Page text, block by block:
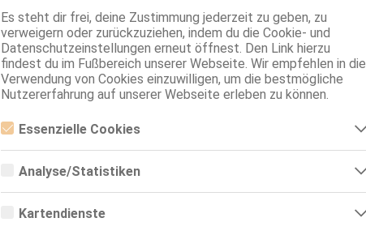
Es steht dir frei, deine Zustimmung jederzeit zu geben, zu
verweigern oder zurückzuziehen, indem du die Cookie- und
Datenschutzeinstellungen erneut öffnest. Den Link hierzu
findest du im Fußbereich unserer Webseite. Wir empfehlen in die
Verwendung von Cookies einzuwilligen, um die bestmögliche
Nutzererfahrung auf unserer Webseite erleben zu können.
Essenzielle Cookies
Essenzielle Cookies sind alle notwendigen Cookies, die für den Betrieb
werden. Die Webseite kann ohne diese Cookies nicht richtig
Analyse/Statistiken
Analyse- bzw. Statistikcookies sind Cookies, die der Analyse der
Zugriffsstatistiken dienen. Sie helfen den Webseiten-Besitzern zu
Kartendienste
MAYA
LIEBESPERLEN - DAS ORIGINAL!
80D, KF 38, 1.68m, total rasiert, osteuropäisch
ZK, 69, NSa, Franz b. Ihr, BV, MFF, Schmu., Kuscheln
Rosenheim
1.2km, Kufsteiner Str. 109
Natalya partyG*irl NEU
ZK, 69, GF6, Franz b. Ihr, BV, Körperküs., DSa
1.2km, Kufsteiner Str. 109